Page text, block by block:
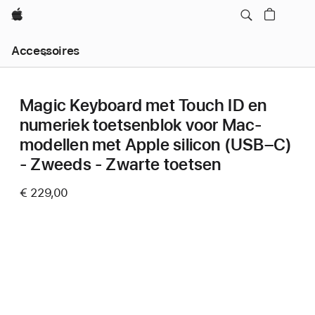
Apple
Accessoires
Nav
Open
Magic Keyboard met Touch ID en
numeriek toetsenblok voor Mac-
modellen met Apple silicon (USB–C)
- Zweeds - Zwarte toetsen
€ 229,00